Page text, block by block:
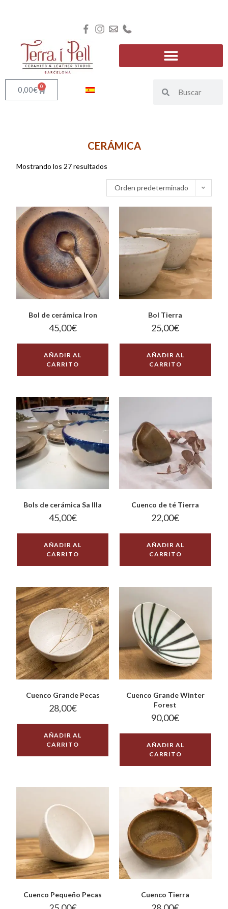
0,00€ 0
CERÁMICA
Mostrando los 27 resultados
Orden predeterminado
Bol de cerámica Iron
45,00€
AÑADIR AL
CARRITO
Bol Tierra
25,00€
AÑADIR AL
CARRITO
Bols de cerámica Sa Illa
45,00€
AÑADIR AL
CARRITO
Cuenco de té Tierra
22,00€
AÑADIR AL
CARRITO
Cuenco Grande Pecas
28,00€
AÑADIR AL
CARRITO
Cuenco Grande Winter
Forest
90,00€
AÑADIR AL
CARRITO
Cuenco Pequeño Pecas Cuenco Tierra